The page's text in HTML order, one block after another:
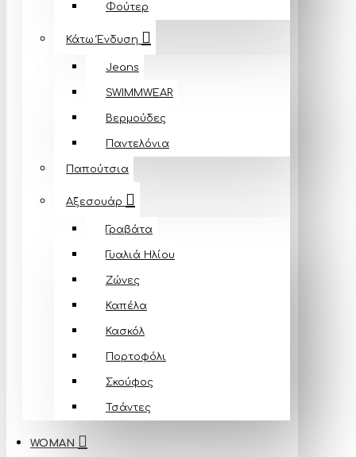
Φούτερ
Κάτω Ένδυση
Jeans
SWIMMWEAR
Βερμούδες
Παντελόνια
Παπούτσια
Αξεσουάρ
Γραβάτα
Γυαλιά Ηλίου
Ζώνες
Καπέλα
Κασκόλ
Πορτοφόλι
Σκούφος
Τσάντες
WOMAN